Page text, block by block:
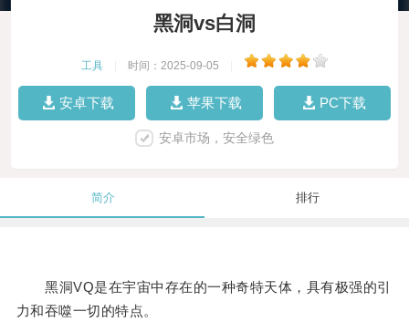
黑洞vs白洞
工具 时间：2025-09-05
安卓下载 苹果下载 PC下载
安卓市场，安全绿色
简介 排行
黑洞VQ是在宇宙中存在的一种奇特天体，具有极强的引
力和吞噬一切的特点。